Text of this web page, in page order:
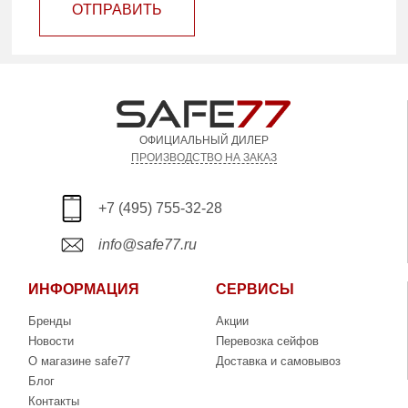
ОТПРАВИТЬ
ОФИЦИАЛЬНЫЙ ДИЛЕР
ПРОИЗВОДСТВО НА ЗАКАЗ
+7 (495) 755-32-28
info@safe77.ru
ИНФОРМАЦИЯ
Бренды
Новости
О магазине safe77
Блог
Контакты
СЕРВИСЫ
Акции
Перевозка сейфов
Доставка и самовывоз